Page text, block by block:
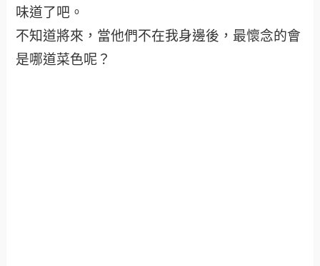
味道了吧。
不知道將來，當他們不在我身邊後，最懷念的會
是哪道菜色呢？